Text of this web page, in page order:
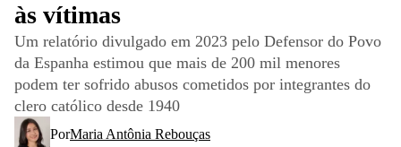
às vítimas
Um relatório divulgado em 2023 pelo Defensor do Povo
da Espanha estimou que mais de 200 mil menores
podem ter sofrido abusos cometidos por integrantes do
clero católico desde 1940
PorMaria Antônia Rebouças